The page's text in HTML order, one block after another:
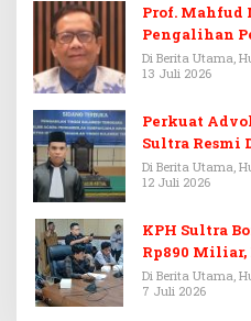
Prof. Mahfud
Pengalihan
Febrie
Di Berita Utama,
13 Juli 2026
Perkuat
Sultra
PERADI
Di Berita Utama,
12 Juli 2026
KPH Sultra
Rp890 Miliar,
Di Berita Utama,
7 Juli 2026